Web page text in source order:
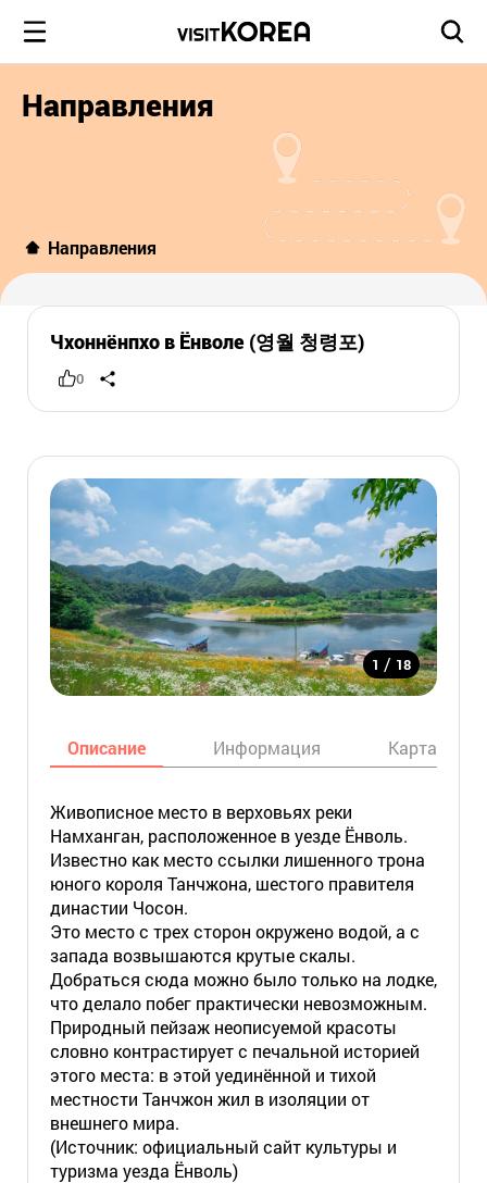
Направления
Направления
Чхоннёнпхо в Ёнволе (영월 청령포)
0
1 / 18
Описание Информация Карта
Живописное место в верховьях реки
Намханган, расположенное в уезде Ёнволь.
Известно как место ссылки лишенного трона
юного короля Танчжона, шестого правителя
династии Чосон.
Это место с трех сторон окружено водой, а с
запада возвышаются крутые скалы.
Добраться сюда можно было только на лодке,
что делало побег практически невозможным.
Природный пейзаж неописуемой красоты
словно контрастирует с печальной историей
этого места: в этой уединённой и тихой
местности Танчжон жил в изоляции от
внешнего мира.
(Источник: официальный сайт культуры и
туризма уезда Ёнволь)